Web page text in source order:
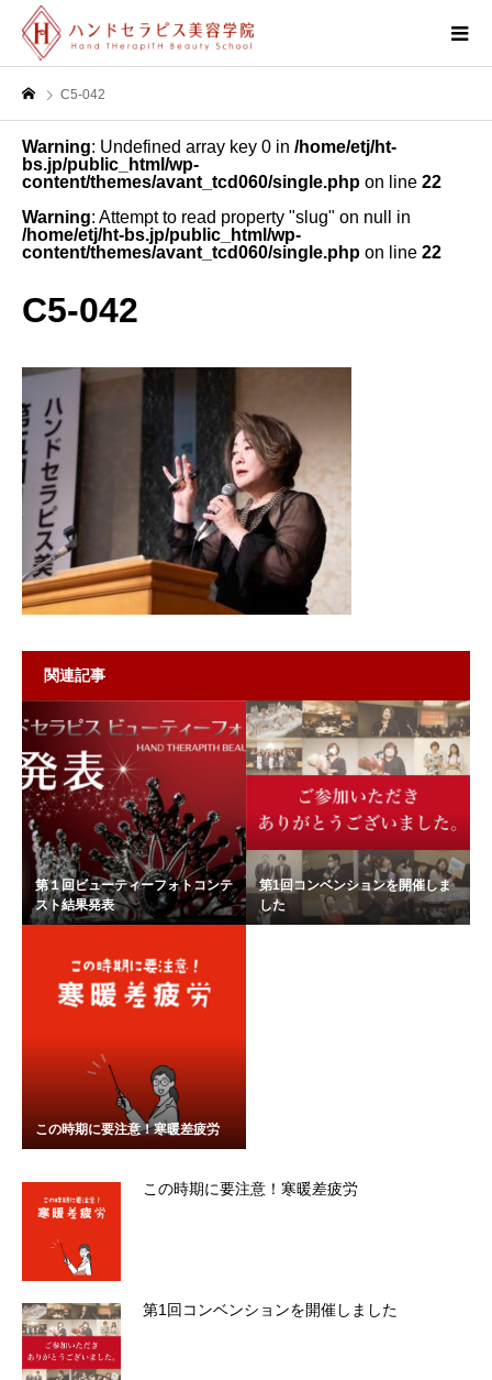
C5-042
Warning: Undefined array key 0 in /home/etj/ht-
bs.jp/public_html/wp-
content/themes/avant_tcd060/single.php on line 22
Warning: Attempt to read property "slug" on null in
/home/etj/ht-bs.jp/public_html/wp-
content/themes/avant_tcd060/single.php on line 22
C5-042
関連記事
第１回ビューティーフォトコンテ
スト結果発表
第1回コンベンションを開催しま
した
この時期に要注意！寒暖差疲労
この時期に要注意！寒暖差疲労
第1回コンベンションを開催しました